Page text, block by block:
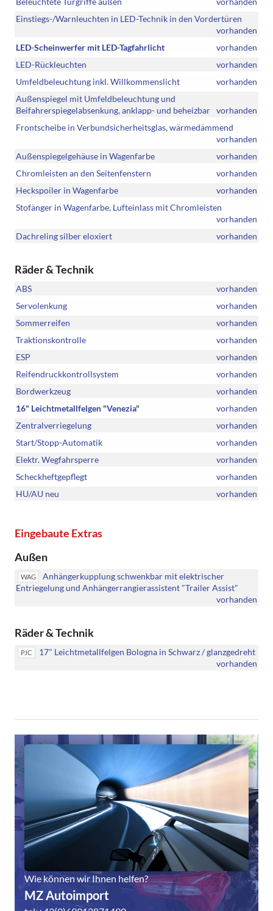
Einstiegs-/Warnleuchten in LED-Technik in den Vordertüren
vorhanden
LED-Scheinwerfer mit LED-Tagfahrlicht
vorhanden
LED-Rückleuchten
vorhanden
Umfeldbeleuchtung inkl. Willkommenslicht
vorhanden
Außenspiegel mit Umfeldbeleuchtung und
Beifahrerspiegelabsenkung, anklapp- und beheizbar vorhanden
Frontscheibe in Verbundsicherheitsglas, wärmedämmend
vorhanden
Außenspiegelgehäuse in Wagenfarbe
vorhanden
Chromleisten an den Seitenfenstern
vorhanden
Heckspoiler in Wagenfarbe
vorhanden
Stofänger in Wagenfarbe, Lufteinlass mit Chromleisten
vorhanden
Dachreling silber eloxiert
vorhanden
Räder & Technik
ABS
vorhanden
Servolenkung
vorhanden
Sommerreifen
vorhanden
Traktionskontrolle
vorhanden
ESP
vorhanden
Reifendruckkontrollsystem
vorhanden
Bordwerkzeug
vorhanden
16" Leichtmetallfelgen "Venezia"
vorhanden
Zentralverriegelung
vorhanden
Start/Stopp-Automatik
vorhanden
Elektr. Wegfahrsperre
vorhanden
Scheckheftgepflegt
vorhanden
HU/AU neu
vorhanden
Eingebaute Extras
Außen
WAG
Anhängerkupplung schwenkbar mit elektrischer
Entriegelung und Anhängerrangierassistent "Trailer Assist"
vorhanden
Räder & Technik
PJC
17" Leichtmetallfelgen Bologna in Schwarz / glanzgedreht
vorhanden
Wie können wir Ihnen helfen?
MZ Autoimport